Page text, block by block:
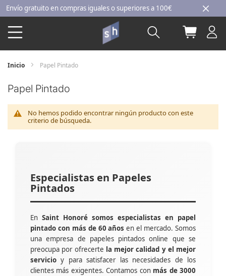
Ir
al
contenido
gratuito en compras iguales o superiores a 100€
Buscar Mi
Inicio Papel Pintado
Papel Pintado
No hemos podido encontrar ningún producto con este
criterio de búsqueda.
Especialistas en Papeles
Pintados
En Saint Honoré somos especialistas en papel
pintado con más de 60 años en el mercado. Somos
una empresa de papeles pintados online que se
preocupa por ofrecerte la mejor calidad y el mejor
servicio y para satisfacer las necesidades de los
clientes más exigentes. Contamos con más de 3000